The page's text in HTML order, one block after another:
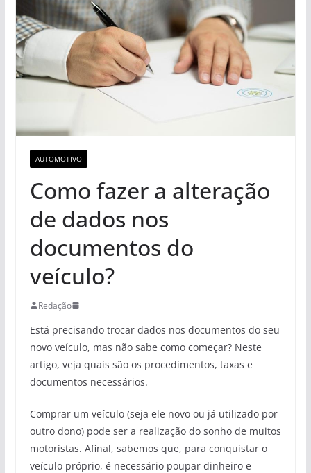
AUTOMOTIVO
Como fazer a alteração
de dados nos
documentos do
veículo?
Redação
Está precisando trocar dados nos documentos do seu
novo veículo, mas não sabe como começar? Neste
artigo, veja quais são os procedimentos, taxas e
documentos necessários.
Comprar um veículo (seja ele novo ou já utilizado por
outro dono) pode ser a realização do sonho de muitos
motoristas. Afinal, sabemos que, para conquistar o
veículo próprio, é necessário poupar dinheiro e